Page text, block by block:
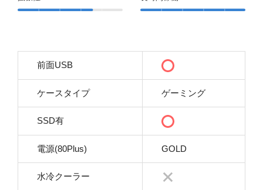
前面USB
ケースタイプ ゲーミング
SSD有
電源(80Plus) GOLD
水冷クーラー